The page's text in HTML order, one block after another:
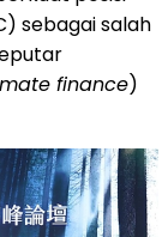
sebagai salah
finance)